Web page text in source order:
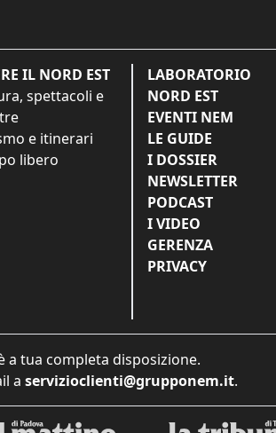
IL NORD EST
spettacoli e
e itinerari
libero
LABORATORIO
NORD EST
EVENTI NEM
LE GUIDE
I DOSSIER
NEWSLETTER
PODCAST
I VIDEO
GERENZA
PRIVACY
a tua completa disposizione.
a servizioclienti@grupponem.it.